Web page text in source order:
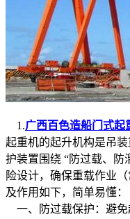
1.广西百色造船门式起
起重机的起升机构是吊
护装置围绕 “防过载、防
险设计，确保重载作业
及作用如下，简单易懂：
一、防过载保护：避免